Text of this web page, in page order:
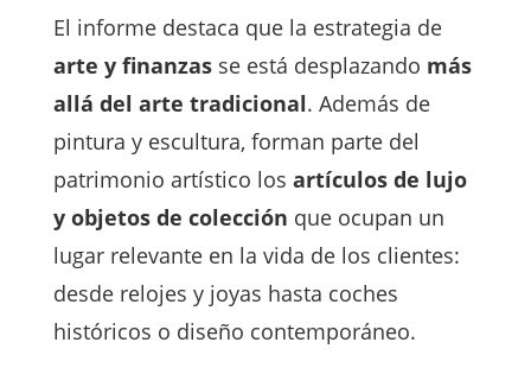
El informe destaca que la estrategia de
arte y finanzasse está desplazando más
allá del arte tradicional. Además de
pintura y escultura, forman parte del
patrimonio artístico los artículos de lujo
y objetos de colección que ocupan un
lugar relevante en la vida de los clientes:
desde relojes y joyas hasta coches
históricos o diseño contemporáneo.